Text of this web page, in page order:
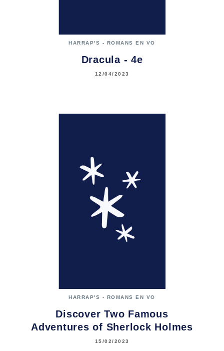
HARRAP'S - ROMANS EN VO
Dracula - 4e
12/04/2023
HARRAP'S - ROMANS EN VO
Discover Two Famous
Adventures of Sherlock Holmes
15/02/2023